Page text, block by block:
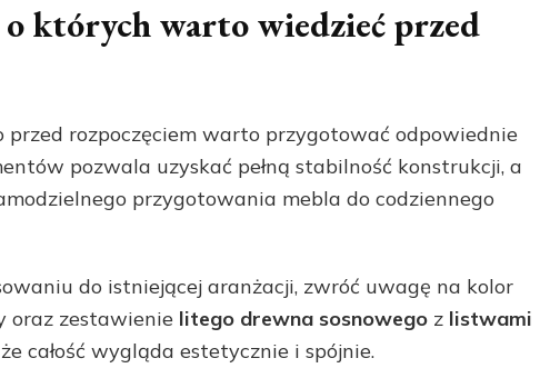
których warto wiedzieć przed
rozpoczęciem warto przygotować odpowiednie
pozwala uzyskać pełną stabilność konstrukcji, a
przygotowania mebla do codziennego
do istniejącej aranżacji, zwróć uwagę na kolor
oraz zestawienie litego drewna sosnowego z listwami
całość wygląda estetycznie i spójnie.